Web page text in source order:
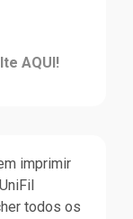
AQUI!
imprimir
todos os